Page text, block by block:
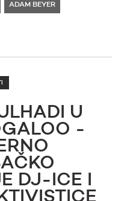
ADAM BEYER
U
-
DJ-ICE I